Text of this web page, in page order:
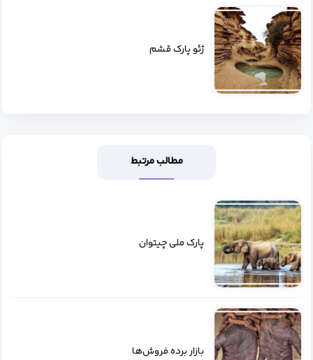
ژئو پارک قشم
مطالب مرتبط
پارک ملی چیتوان
بازار برده فروش‌ها